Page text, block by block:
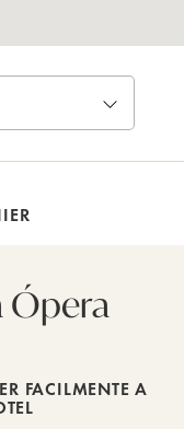
Ópera
FACILMENTE A